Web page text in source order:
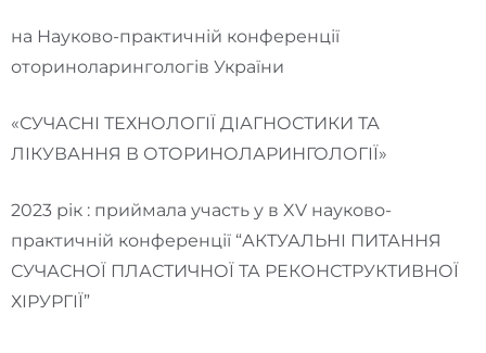
на Науково-практичній конференції
оториноларингологів України
«СУЧАСНІ ТЕХНОЛОГІЇ ДІАГНОСТИКИ ТА
ЛІКУВАННЯ В ОТОРИНОЛАРИНГОЛОГІЇ»
2023 рік : приймала участь у в XV науково-
практичній конференції “АКТУАЛЬНІ ПИТАННЯ
СУЧАСНОЇ ПЛАСТИЧНОЇ ТА РЕКОНСТРУКТИВНОЇ
ХІРУРГІЇ”